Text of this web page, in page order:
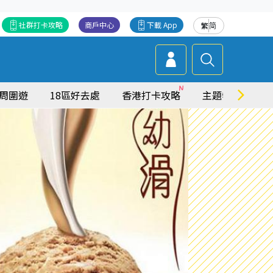
繁简
下載 App
商戶中心
社群打卡攻略
圍遊 18區好去處 香港打卡攻略 主題特集